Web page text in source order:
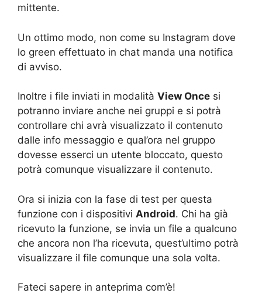
mittente.
Un ottimo modo, non come su Instagram dove
lo green effettuato in chat manda una notifica
di avviso.
Inoltre i file inviati in modalità View Once si
potranno inviare anche nei gruppi e si potrà
controllare chi avrà visualizzato il contenuto
dalle info messaggio e qual’ora nel gruppo
dovesse esserci un utente bloccato, questo
potrà comunque visualizzare il contenuto.
Ora si inizia con la fase di test per questa
funzione con i dispositivi Android. Chi ha già
ricevuto la funzione, se invia un file a qualcuno
che ancora non l’ha ricevuta, quest’ultimo potrà
visualizzare il file comunque una sola volta.
Fateci sapere in anteprima com’è!